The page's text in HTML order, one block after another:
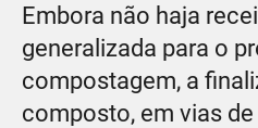
Embora não haja
generalizada para o
compostagem, a
composto, em vias